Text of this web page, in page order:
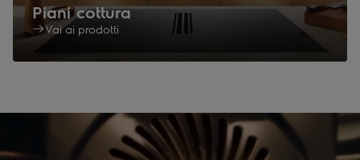
Piani cottura
Vai ai prodotti